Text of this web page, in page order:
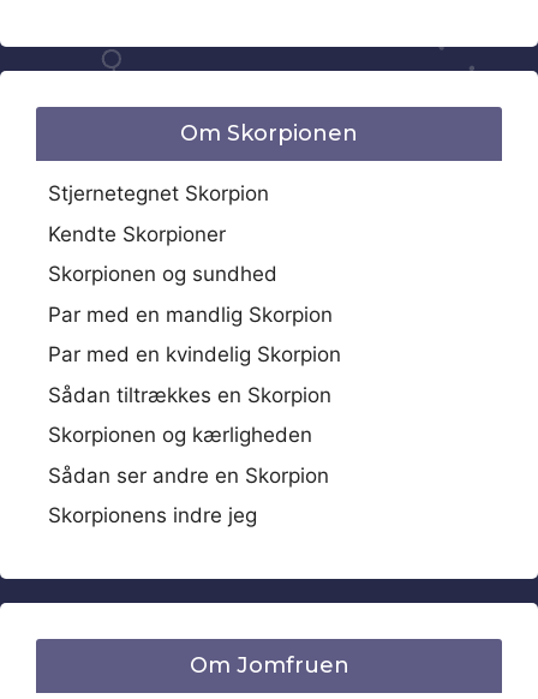
Om Skorpionen
Stjernetegnet Skorpion
Kendte Skorpioner
Skorpionen og sundhed
Par med en mandlig Skorpion
Par med en kvindelig Skorpion
Sådan tiltrækkes en Skorpion
Skorpionen og kærligheden
Sådan ser andre en Skorpion
Skorpionens indre jeg
Om Jomfruen